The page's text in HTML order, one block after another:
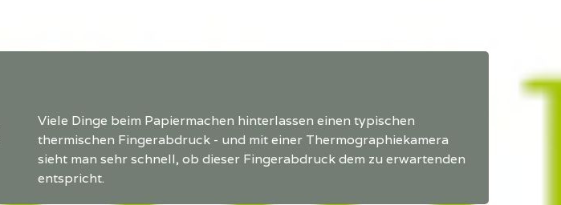
Viele Dinge beim Papiermachen hinterlassen einen typischen
thermischen Fingerabdruck - und mit einer Thermographiekamera
sieht man sehr schnell, ob dieser Fingerabdruck dem zu erwartenden
entspricht.